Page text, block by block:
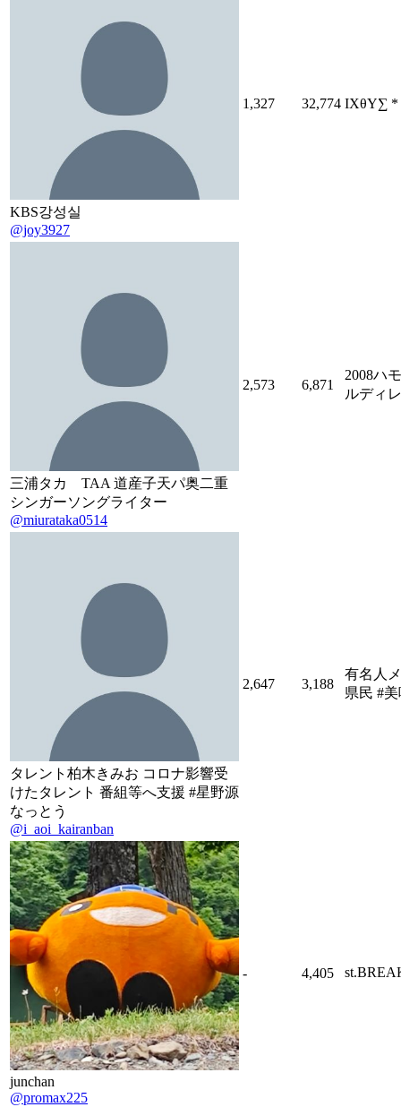
KBS강성실
@joy3927
1,327 32,774 IXθY∑ *
三浦タカ TAA 道産子天パ奥二重
シンガーソングライター
@miurataka0514
2,573 6,871
2008ハ
ルディ
タレント柏木きみお コロナ影響受
けたタレント 番組等へ支援 #星野源
なっとう
@i_aoi_kairanban
2,647 3,188
有名人
県民 #
junchan
@promax225
- 4,405